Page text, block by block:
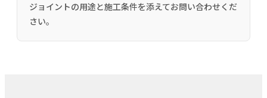
ジョイントの用途と施工条件を添えてお問い合わせくだ
さい。